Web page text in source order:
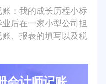
账：我的成长历程小标
后在一家小型公司担
、报表的填写以及税